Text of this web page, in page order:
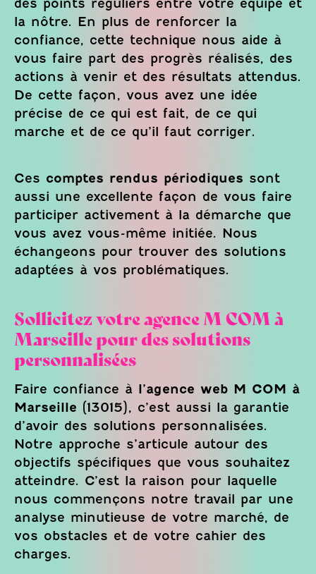
des points réguliers entre votre équipe et
la nôtre. En plus de renforcer la
confiance, cette technique nous aide à
vous faire part des progrès réalisés, des
actions à venir et des résultats attendus.
De cette façon, vous avez une idée
précise de ce qui est fait, de ce qui
marche et de ce qu’il faut corriger.
Ces comptes rendus périodiques sont
aussi une excellente façon de vous faire
participer activement à la démarche que
vous avez vous-même initiée. Nous
échangeons pour trouver des solutions
adaptées à vos problématiques.
Sollicitez votre agence M COM à
Marseille pour des solutions
personnalisées
Faire confiance à l’agence web M COM à
Marseille (13015), c’est aussi la garantie
d’avoir des solutions personnalisées.
Notre approche s’articule autour des
objectifs spécifiques que vous souhaitez
atteindre. C’est la raison pour laquelle
nous commençons notre travail par une
analyse minutieuse de votre marché, de
vos obstacles et de votre cahier des
charges.